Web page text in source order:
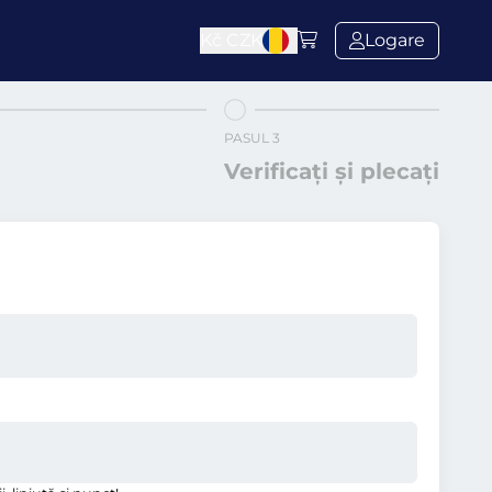
Logare
PASUL 3
Verificați și plecați